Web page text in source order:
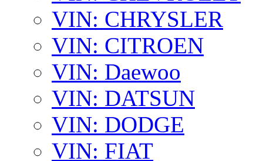
VIN: CHRYSLER
VIN: CITROEN
VIN: Daewoo
VIN: DATSUN
VIN: DODGE
VIN: FIAT